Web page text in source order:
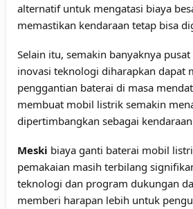
alternatif untuk mengatasi biaya
memastikan kendaraan tetap bisa
Selain itu, semakin banyaknya
inovasi teknologi diharapkan dapat
penggantian baterai di masa
membuat mobil listrik semakin
dipertimbangkan sebagai
Meski biaya ganti baterai mobil
pemakaian masih terbilang
teknologi dan program dukungan
memberi harapan lebih untuk